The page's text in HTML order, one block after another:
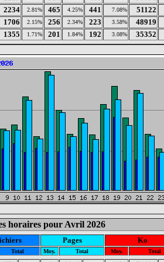
2234 2.81% 465 4.25% 441 7.08% 51122
1706 2.15% 256 2.34% 223 3.58% 48919
1355 1.71% 201 1.84% 192 3.08% 35352
horaires pour Avril 2026
Pages Ko
Total Moy. Total Moy. Total